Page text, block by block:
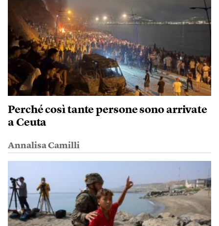
Perché così tante persone sono arrivate
a Ceuta
Annalisa Camilli